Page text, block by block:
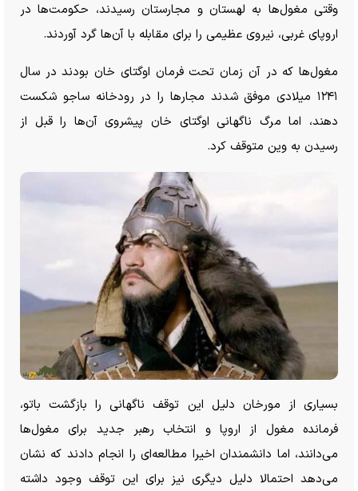
وقتی مغول‌ها به لهستان و مجارستان رسیدند، حکومت‌ها در
اروپای غربی، نیروی عظیمی را برای مقابله با آن‌ها گرد آوردند.
مغول‌ها که در آن زمان تحت فرمان اوگتای خان بودند در سال
۱۲۴۱ میلادی موفق شدند مجار‌ها را در رودخانه ساجو شکست
دهند، اما مرگ ناگهانی اوگتای خان پیشروی آن‌ها را قبل از
رسیدن به وین متوقف کرد.
بسیاری از مورخان دلیل این توقف ناگهانی را بازگشت باتو،
فرمانده مغول از اروپا و انتخاب رهبر جدید برای مغول‌ها
می‌دانند، اما دانشمندان اخیرا مطالعه‌ای را انجام دادند که نشان
می‌دهد احتمالا دلیل دیگری نیز برای این توقف وجود داشته